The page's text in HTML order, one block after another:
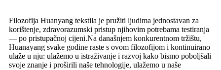
Filozofija Huanyang tekstila je pružiti ljudima jednostavan za
korištenje, zdravorazumski pristup njihovim potrebama testiranja
— po pristupačnoj cijeni.Na današnjem konkurentnom tržištu,
Huanayang svake godine raste s ovom filozofijom i kontinuirano
ulaže u nju: ulažemo u istraživanje i razvoj kako bismo poboljšali
svoje znanje i proširili naše tehnologije, ulažemo u naše